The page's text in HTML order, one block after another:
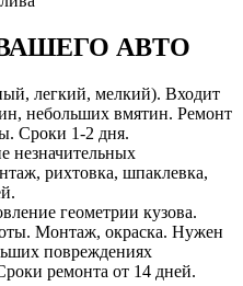
АВТО
легкий, мелкий). Входит
небольших вмятин. Ремонт
Сроки 1-2 дня.
незначительных
рихтовка, шпаклевка,
геометрии кузова.
Монтаж, окраска. Нужен
повреждениях
ремонта от 14 дней.